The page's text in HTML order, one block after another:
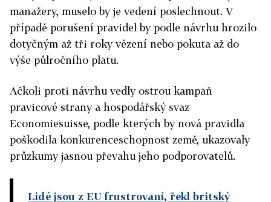
manažery, muselo by je vedení poslechnout. V
případě porušení pravidel by podle návrhu hrozilo
dotyčným až tři roky vězení nebo pokuta až do
výše půlročního platu.
Ačkoli proti návrhu vedly ostrou kampaň
pravicové strany a hospodářský svaz
Economiesuisse, podle kterých by nová pravidla
poškodila konkurenceschopnost země, ukazovaly
průzkumy jasnou převahu jeho podporovatelů.
Lidé jsou z EU frustrovaní, řekl britský